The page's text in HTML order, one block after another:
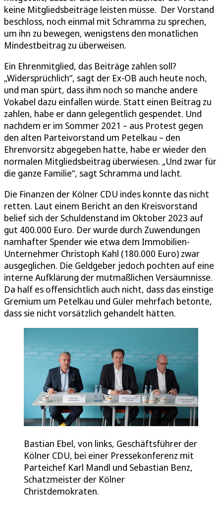
keine Mitgliedsbeiträge leisten müsse. Der Vorstand
beschloss, noch einmal mit Schramma zu sprechen,
um ihn zu bewegen, wenigstens den monatlichen
Mindestbeitrag zu überweisen.
Ein Ehrenmitglied, das Beiträge zahlen soll?
„Widersprüchlich“, sagt der Ex-OB auch heute noch,
und man spürt, dass ihm noch so manche andere
Vokabel dazu einfallen würde. Statt einen Beitrag zu
zahlen, habe er dann gelegentlich gespendet. Und
nachdem er im Sommer 2021 – aus Protest gegen
den alten Parteivorstand um Petelkau – den
Ehrenvorsitz abgegeben hatte, habe er wieder den
normalen Mitgliedsbeitrag überwiesen. „Und zwar für
die ganze Familie“, sagt Schramma und lacht.
Die Finanzen der Kölner CDU indes konnte das nicht
retten. Laut einem Bericht an den Kreisvorstand
belief sich der Schuldenstand im Oktober 2023 auf
gut 400.000 Euro. Der wurde durch Zuwendungen
namhafter Spender wie etwa dem Immobilien-
Unternehmer Christoph Kahl (180.000 Euro) zwar
ausgeglichen. Die Geldgeber jedoch pochten auf eine
interne Aufklärung der mutmaßlichen Versäumnisse.
Da half es offensichtlich auch nicht, dass das einstige
Gremium um Petelkau und Güler mehrfach betonte,
dass sie nicht vorsätzlich gehandelt hätten.
Bastian Ebel, von links, Geschäftsführer der
Kölner CDU, bei einer Pressekonferenz mit
Parteichef Karl Mandl und Sebastian Benz,
Schatzmeister der Kölner
Christdemokraten.